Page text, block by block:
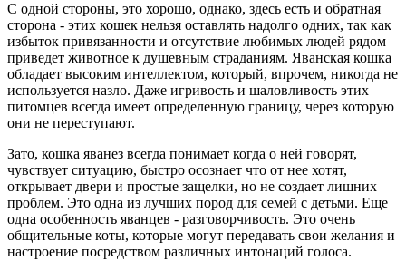
С одной стороны, это хорошо, однако, здесь есть и обратная
сторона - этих кошек нельзя оставлять надолго одних, так как
избыток привязанности и отсутствие любимых людей рядом
приведет животное к душевным страданиям. Яванская кошка
обладает высоким интеллектом, который, впрочем, никогда не
используется назло. Даже игривость и шаловливость этих
питомцев всегда имеет определенную границу, через которую
они не переступают.
Зато, кошка яванез всегда понимает когда о ней говорят,
чувствует ситуацию, быстро осознает что от нее хотят,
открывает двери и простые защелки, но не создает лишних
проблем. Это одна из лучших пород для семей с детьми. Еще
одна особенность яванцев - разговорчивость. Это очень
общительные коты, которые могут передавать свои желания и
настроение посредством различных интонаций голоса.